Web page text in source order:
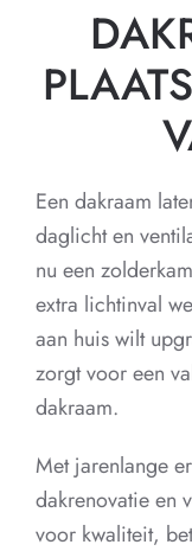
Een dakraam
daglicht en
nu een
extra lichtinval
aan huis wilt
zorgt voor een
dakraam.
Met jarenlange
dakrenovatie en
voor kwaliteit,